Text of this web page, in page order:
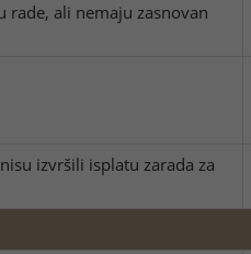
rade, ali nemaju zasnovan
izvršili isplatu zarada za